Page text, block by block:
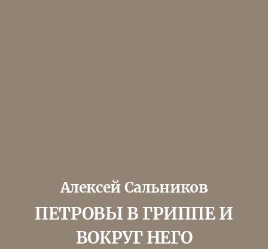
Алексей Сальников
ПЕТРОВЫ В ГРИППЕ И
ВОКРУГ НЕГО